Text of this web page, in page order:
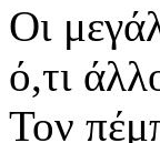
Οι
ό,τι
Τον